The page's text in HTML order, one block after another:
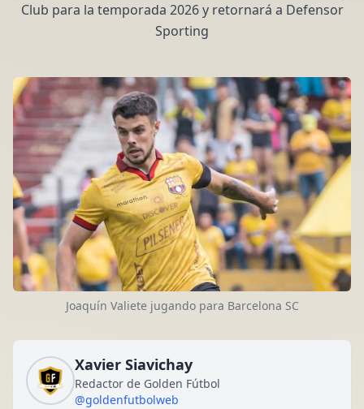
Club para la temporada 2026 y retornará a Defensor
Sporting
Joaquín Valiete jugando para Barcelona SC
Xavier Siavichay
Redactor de Golden Fútbol
@goldenfutbolweb